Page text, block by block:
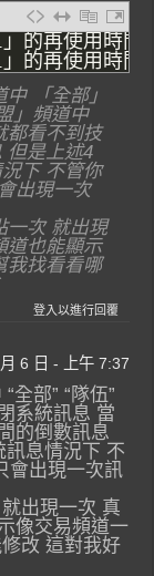
」的再使用時間
」的再使用時間
「全部」
」頻道中
都看不到技
但是上述4
下 不管你
出現一次
一次 就出現
道也能顯示
我找看看哪
登入以進行回覆
6 日 - 上午 7:37
全部” “隊伍”
系統訊息 當
的倒數訊息
訊息情況下 不
會出現一次訊
出現一次 真
像交易頻道一
改 這對我好